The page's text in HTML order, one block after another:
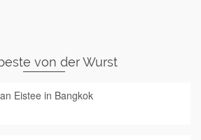
von der Wurst
Eistee in Bangkok